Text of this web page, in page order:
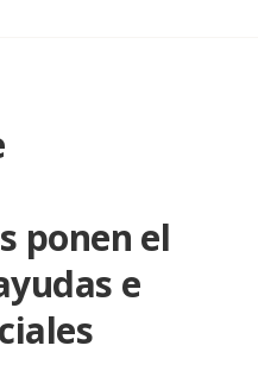
ponen el
e